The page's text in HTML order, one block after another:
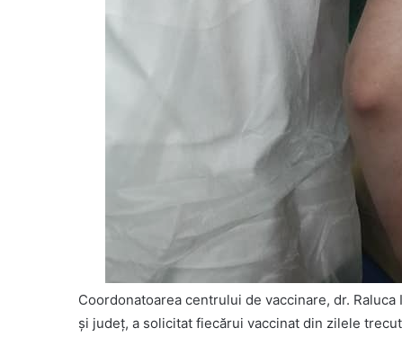
Coordonatoarea centrului de vaccinare, dr.
şi judeţ, a solicitat fiecărui vaccinat din zilele